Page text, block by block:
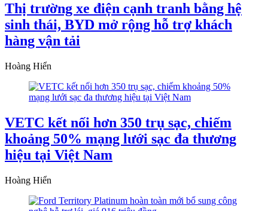
Thị trường xe điện cạnh tranh bằng hệ
sinh thái, BYD mở rộng hỗ trợ khách
hàng vận tải
Hoàng Hiển
VETC kết nối hơn 350 trụ sạc, chiếm
khoảng 50% mạng lưới sạc đa thương
hiệu tại Việt Nam
Hoàng Hiển